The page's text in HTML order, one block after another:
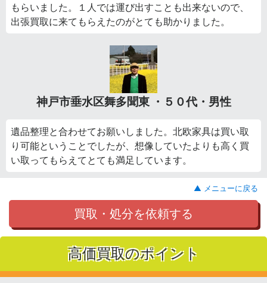
もらいました。１人では運び出すことも出来ないので、
出張買取に来てもらえたのがとても助かりました。
神戸市垂水区舞多聞東 ・５０代・男性
遺品整理と合わせてお願いしました。北欧家具は買い取
り可能ということでしたが、想像していたよりも高く買
い取ってもらえてとても満足しています。
▲ メニューに戻る
買取・処分を依頼する
高価買取のポイント